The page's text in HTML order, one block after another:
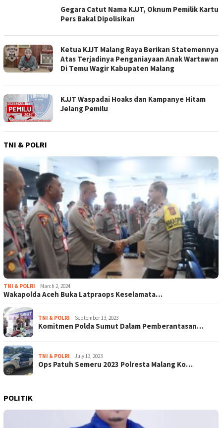
Gegara Catut Nama KJJT, Oknum Pemilik Kartu
Pers Bakal Dipolisikan
Ketua KJJT Malang Raya Berikan Statemennya
Atas Terjadinya Penganiayaan Anak Wartawan
Di Temu Wagir Kabupaten Malang
KJJT Waspadai Hoaks dan Kampanye Hitam
Jelang Pemilu
TNI & POLRI
TNI & POLRI March 2, 2024
Wakapolda Aceh Buka Latpraops Keselamata…
TNI & POLRI September 13, 2023
Komitmen Polda Sumut Dalam Pemberantasan…
TNI & POLRI July 13, 2023
Ops Patuh Semeru 2023 Polresta Malang Ko…
POLITIK